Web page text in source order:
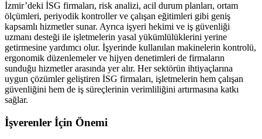
İzmir’deki İSG firmaları, risk analizi, acil durum planları, ortam
ölçümleri, periyodik kontroller ve çalışan eğitimleri gibi geniş
kapsamlı hizmetler sunar. Ayrıca işyeri hekimi ve iş güvenliği
uzmanı desteği ile işletmelerin yasal yükümlülüklerini yerine
getirmesine yardımcı olur. İşyerinde kullanılan makinelerin kontrolü,
ergonomik düzenlemeler ve hijyen denetimleri de firmaların
sunduğu hizmetler arasında yer alır. Her sektörün ihtiyaçlarına
uygun çözümler geliştiren İSG firmaları, işletmelerin hem çalışan
güvenliğini hem de iş süreçlerinin verimliliğini artırmasına katkı
sağlar.
İşverenler İçin Önemi